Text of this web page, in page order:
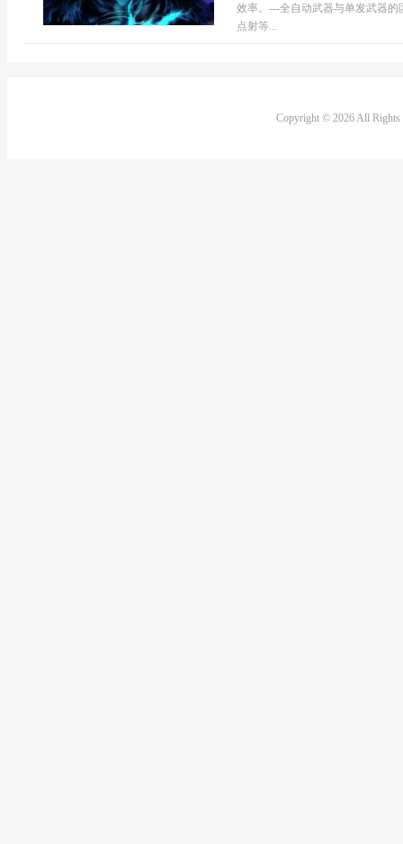
效率。---全自动武器与单发武器的
点射等...
Copyright © 2026 All